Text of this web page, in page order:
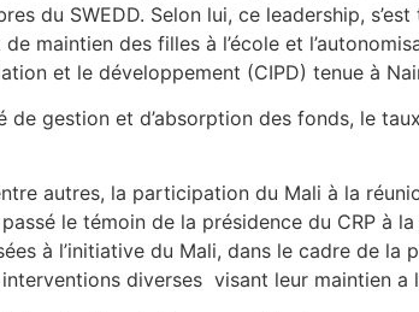
du SWEDD. Selon lui, ce leadership,
maintien des filles à l’école et
et le développement (CIPD) tenue à
gestion et d’absorption des fonds, le
autres, la participation du Mali à la
le témoin de la présidence du CRP à
à l’initiative du Mali, dans le cadre de la
diverses visant leur maintien a